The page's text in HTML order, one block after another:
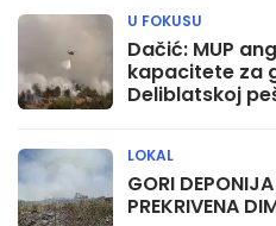
Dačić: MUP
kapacitete za
Deliblatskoj
U FOKUSU
GORI
PREKRIVENA
LOKAL